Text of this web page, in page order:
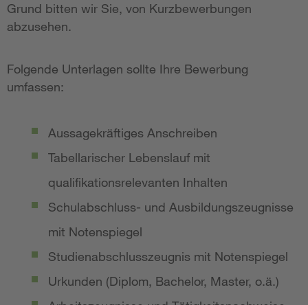
Grund bitten wir Sie, von Kurzbewerbungen
abzusehen.
Folgende Unterlagen sollte Ihre Bewerbung
umfassen:
Aussagekräftiges Anschreiben
Tabellarischer Lebenslauf mit
qualifikationsrelevanten Inhalten
Schulabschluss- und Ausbildungszeugnisse
mit Notenspiegel
Studienabschlusszeugnis mit Notenspiegel
Urkunden (Diplom, Bachelor, Master, o.ä.)